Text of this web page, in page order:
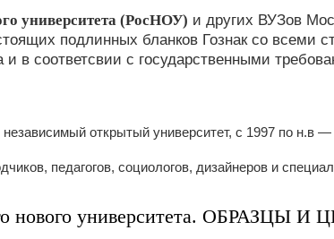
университета (РосНОУ) и других ВУЗов
подлинных бланков Гознак со всеми
в соответсвии с государственными
открытый университет, с 1997 по н.в
педагогов, социологов, дизайнеров и
университета. ОБРАЗЦЫ И